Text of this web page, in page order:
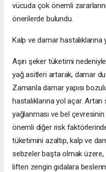
vücuda çok önemli
önerilerde bulundu.
Kalp ve damar hastalıklarına
Aşırı şeker tüketimi
yağ asitleri artarak, damar
Zamanla damar yapısı
hastalıklarına yol açar.
yağlanması ve bel çevresinin
önemli diğer risk
tüketimini azaltıp, kalp ve
sebzeler başta olmak
liften zengin gıdalara